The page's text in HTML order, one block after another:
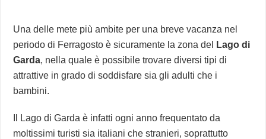
Una delle mete più ambite per una breve vacanza nel
periodo di Ferragosto è sicuramente la zona del
Lago di
Garda, nella quale è possibile trovare diversi tipi di
attrattive in grado di soddisfare sia gli adulti che i
bambini.
Il Lago di Garda è infatti ogni anno frequentato da
moltissimi turisti sia italiani che stranieri, soprattutto